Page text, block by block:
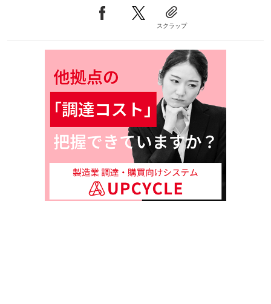
スクラップ